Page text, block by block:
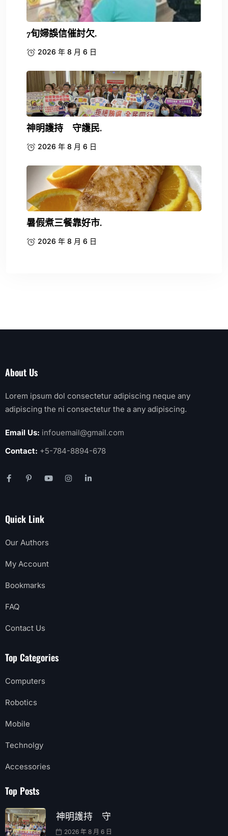
7旬婦誤信催討欠.
2026 年 8 月 6 日
神明護持 守護民.
2026 年 8 月 6 日
暑假煮三餐靠好市.
2026 年 8 月 6 日
About Us
Lorem ipsum dol consectetur adipiscing neque any
adipiscing the ni consectetur the a any adipiscing.
Email Us: infouemail@gmail.com
Contact: +5-784-8894-678
Quick Link
Our Authors
My Account
Bookmarks
FAQ
Contact Us
Top Categories
Computers
Robotics
Mobile
Technolgy
Accessories
Top Posts
神明護持 守
2026 年 8 月 6 日